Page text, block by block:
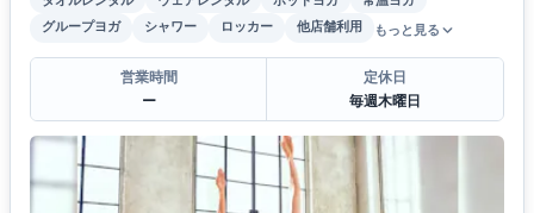
グループヨガ
シャワー ロッカー 他店舗利用 もっと見る
営業時間
ー
定休日
毎週木曜日